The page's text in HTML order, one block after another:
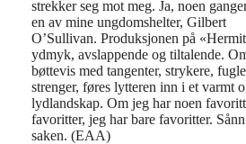
strekker seg mot meg. Ja, noen
en av mine ungdomshelter, Gilbert
O’Sullivan. Produksjonen på
ydmyk, avslappende og tiltalende.
bøttevis med tangenter, strykere,
strenger, føres lytteren inn i et varmt
lydlandskap. Om jeg har noen
favoritter, jeg har bare favoritter.
saken. (EAA)